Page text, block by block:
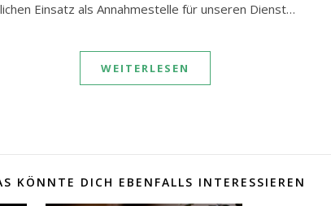
Einsatz als Annahmestelle für unseren Dienst…
WEITERLESEN
KÖNNTE DICH EBENFALLS INTERESSIEREN